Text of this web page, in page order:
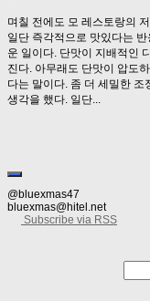
며칠 전에도 모 레스토랑의
일단 즉각적으로 맛있다는
운 일이다. 단맛이 지배적인
진다. 아무래도 단맛이 압도
다는 말이다. 좀 더 세밀한
생각을 했다. 일단...
@bluexmas47
bluexmas@hitel.net
Subscribe via RSS